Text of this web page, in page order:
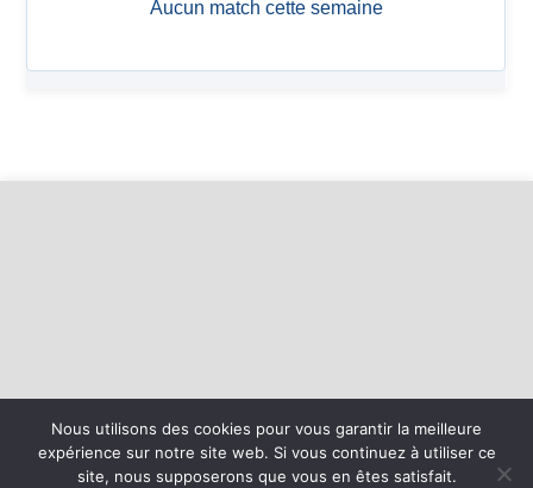
2026 - Basket Mesnil Franqueville Boos | Site internet réalisé par
Nous utilisons des cookies pour vous garantir la meilleure
expérience sur notre site web. Si vous continuez à utiliser ce
site, nous supposerons que vous en êtes satisfait.